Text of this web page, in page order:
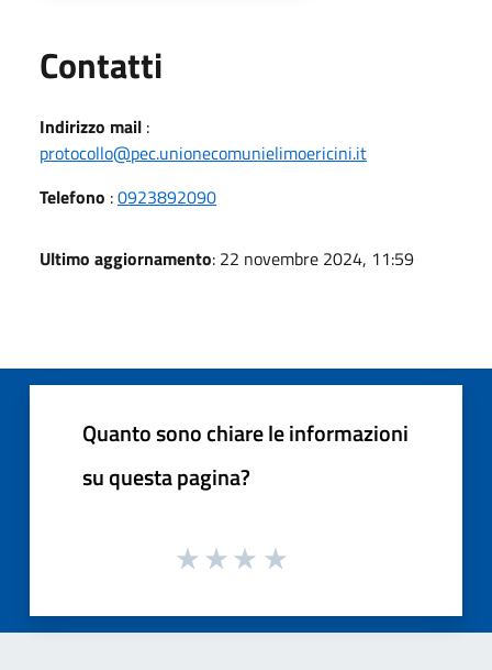
Contatti
Indirizzo mail :
protocollo@pec.unionecomunielimoericini.it
Telefono :0923892090
Ultimo aggiornamento: 22 novembre 2024, 11:59
Quanto sono chiare le informazioni
su questa pagina?